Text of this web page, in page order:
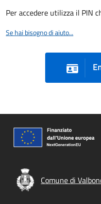
Per accedere utilizza il PIN
Se hai bisogno di aiuto...
Comune di